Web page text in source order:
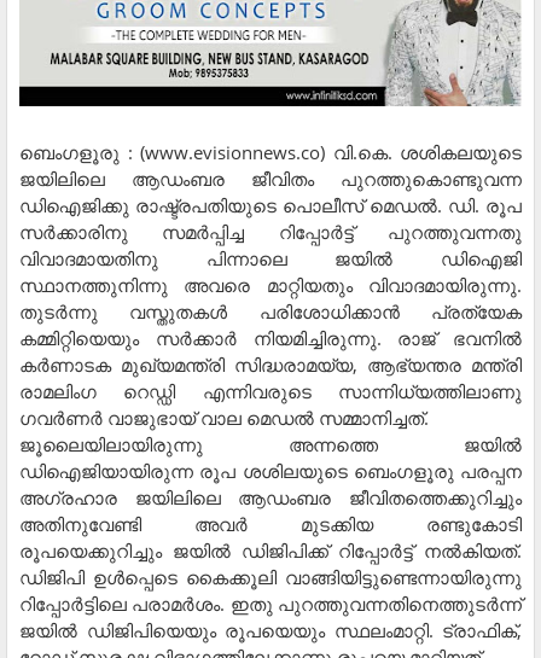
ബെംഗളൂരു : (www.evisionnews.co) വി.കെ. ശശികലയുടെ
ജയിലിലെ ആഡംബര ജീവിതം പുറത്തുകൊണ്ടുവന്ന
ഡിഐജിക്കു രാഷ്ട്രപതിയുടെ പൊലീസ് മെഡല്‍. ഡി. രൂപ
സര്‍ക്കാരിനു സമര്‍പ്പിച്ച റിപ്പോര്‍ട്ട് പുറത്തുവന്നതു
വിവാദമായതിനു പിന്നാലെ ജയില്‍ ഡിഐജി
സ്ഥാനത്തുനിന്നു അവരെ മാറ്റിയതും വിവാദമായിരുന്നു.
തുടര്‍ന്നു വസ്തുതകള്‍ പരിശോധിക്കാന്‍ പ്രത്യേക
കമ്മിറ്റിയെയും സര്‍ക്കാര്‍ നിയമിച്ചിരുന്നു. രാജ് ഭവനില്‍
കര്‍ണാടക മുഖ്യമന്ത്രി സിദ്ധരാമയ്യ, ആഭ്യന്തര മന്ത്രി
രാമലിംഗ റെഡ്ഡി എന്നിവരുടെ സാന്നിധ്യത്തിലാണു
ഗവര്‍ണര്‍ വാജുഭായ് വാല മെഡല്‍ സമ്മാനിച്ചത്.
ജൂലൈയിലായിരുന്നു അന്നത്തെ ജയില്‍
ഡിഐജിയായിരുന്ന രൂപ ശശിലയുടെ ബെംഗളൂരു പരപ്പന
അഗ്രഹാര ജയിലിലെ ആഡംബര ജീവിതത്തെക്കുറിച്ചും
അതിനുവേണ്ടി അവര്‍ മുടക്കിയ രണ്ടുകോടി
രൂപയെക്കുറിച്ചും ജയില്‍ ഡിജിപിക്ക് റിപ്പോര്‍ട്ട് നല്‍കിയത്.
ഡിജിപി ഉള്‍പ്പെടെ കൈക്കൂലി വാങ്ങിയിട്ടുണ്ടെന്നായിരുന്നു
റിപ്പോര്‍ട്ടിലെ പരാമര്‍ശം. ഇതു പുറത്തുവന്നതിനെത്തുടര്‍ന്ന്
ജയില്‍ ഡിജിപിയെയും രൂപയെയും സ്ഥലംമാറ്റി. ട്രാഫിക്,